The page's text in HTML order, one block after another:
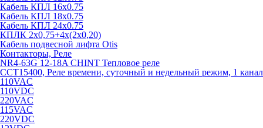
Кабель КПЛ 16х0.75
Кабель КПЛ 18х0.75
Кабель КПЛ 24х0.75
КПЛК 2х0,75+4х(2х0,20)
Кабель подвесной лифта Otis
Контакторы, Реле
NR4-63G 12-18A CHINT Тепловое реле
CCT15400, Реле времени, суточный и недельный режим, 1 канал
110VAC
110VDC
220VAC
115VAC
220VDC